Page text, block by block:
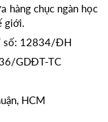
hàng chục ngàn học
giới.
số: 12834/ĐH
GDĐT-TC
HCM